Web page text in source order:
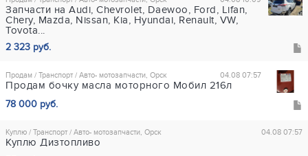
Запчасти на Audi, Chevrolet, Daewoo, Ford, Lifan,
Chery, Mazda, Nissan, Kia, Hyundai, Renault, VW,
Toyota...
2 323 руб.
04.08 07:57
Продам / Транспорт / Авто- мотозапчасти, Орск
Продам бочку масла моторного Мобил 216л
78 000 руб.
04.08 07:57
Куплю / Транспорт / Авто- мотозапчасти, Орск
Куплю Дизтопливо